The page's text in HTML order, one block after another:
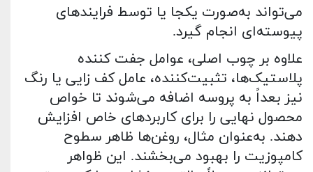
می‌تواند به‌صورت یکجا یا توسط فرایندهای
پیوسته‌ای انجام گیرد.
علاوه بر چوب اصلی، عوامل جفت کننده
پلاستیک‌ها، تثبیت‌کننده، عامل کف زایی یا رنگ
نیز بعداً به پروسه اضافه می‌شوند تا خواص
محصول نهایی را برای کاربردهای خاص افزایش
دهند. به‌عنوان ‌مثال، روغن‌ها ظاهر سطوح
کامپوزیت را بهبود می‌بخشند. این ظواهر